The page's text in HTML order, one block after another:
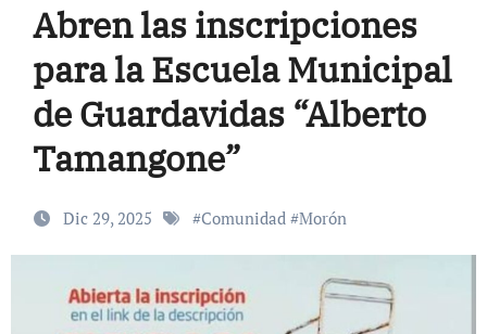
Abren las inscripciones
para la Escuela Municipal
de Guardavidas “Alberto
Tamangone”
Dic 29, 2025 #Comunidad #Morón